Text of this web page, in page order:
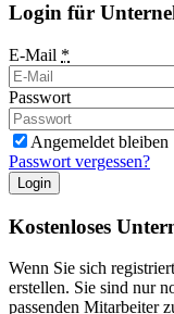
Login für
E-Mail *
Passwort
Angemeldet bleiben
Passwort vergessen?
Login
Kostenloses
Wenn Sie sich
erstellen. Sie sind nur
passenden Mitarbeiter